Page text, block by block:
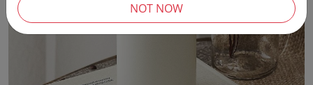
NOT NOW